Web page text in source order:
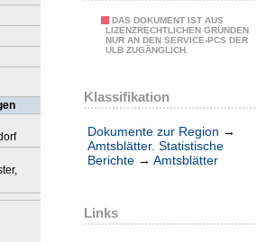
DAS DOKUMENT IST AUS
LIZENZRECHTLICHEN GRÜNDEN
NUR AN DEN SERVICE-PCS DER
ULB ZUGÄNGLICH.
Klassifikation
Dokumente zur Region →
Amtsblätter. Statistische
Berichte → Amtsblätter
Links